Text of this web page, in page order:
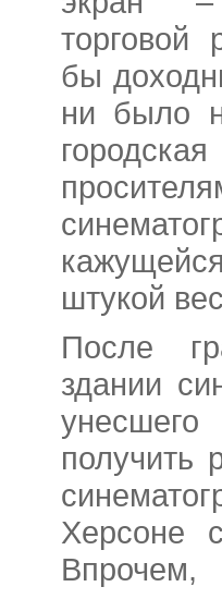
торговой
бы
ни было
штукой
После
здании
получить
Херсоне